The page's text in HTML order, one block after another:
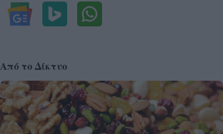
Από το Δίκτυο